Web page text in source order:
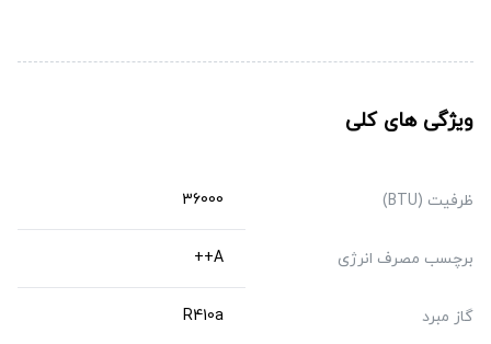
ویژگی های کلی
ظرفیت (BTU) 36000
برچسب مصرف انرژی A++
گاز مبرد R410a